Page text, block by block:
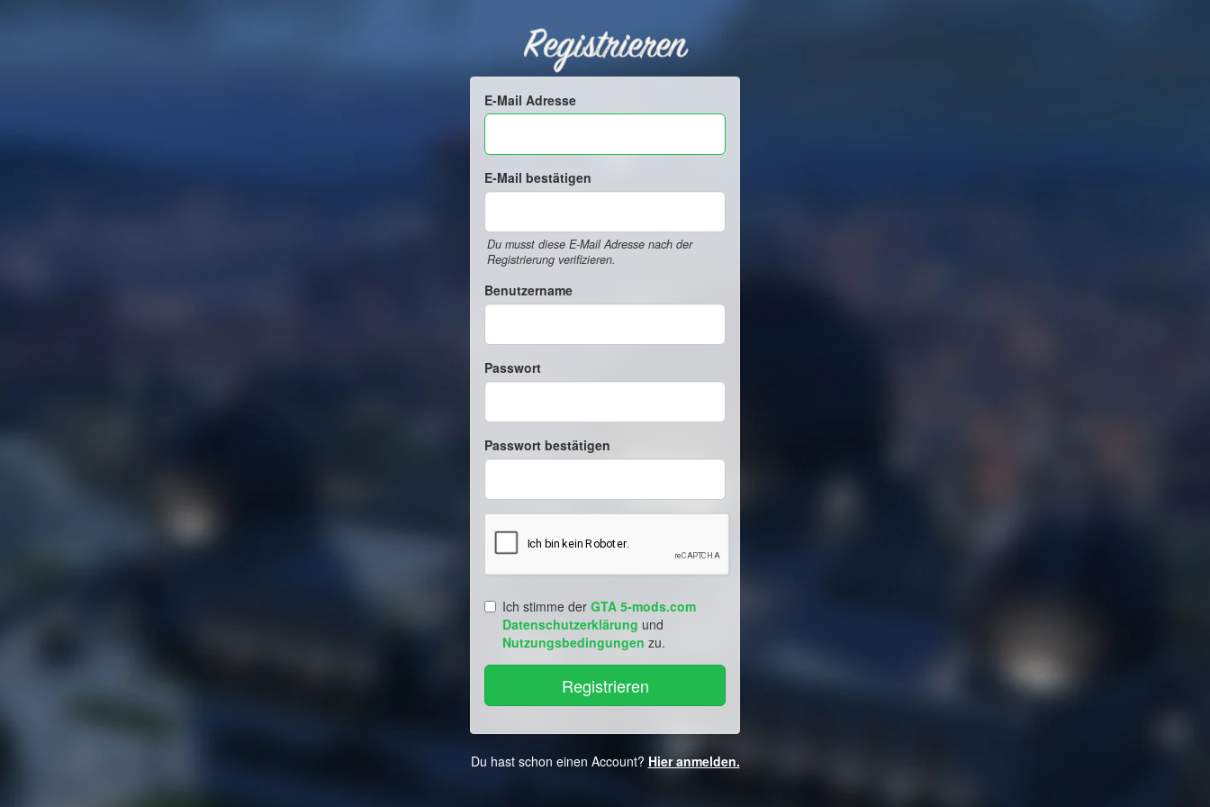
Registrieren
E-Mail Adresse
E-Mail bestätigen
Du musst diese E-Mail Adresse nach der
Registrierung verifizieren.
Benutzername
Passwort
Passwort bestätigen
Ich stimme der GTA 5-mods.com
Datenschutzerklärung und
Nutzungsbedingungen zu.
Du hast schon einen Account? Hier anmelden.